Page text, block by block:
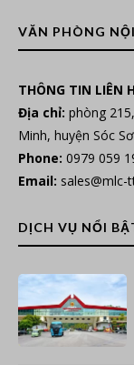
VĂN PHÒNG
THÔNG TIN LIÊN
Địa chỉ: phòng
Minh, huyện Sóc
Phone: 0979 059
Email: sales@mlc-
DỊCH VỤ NỔI